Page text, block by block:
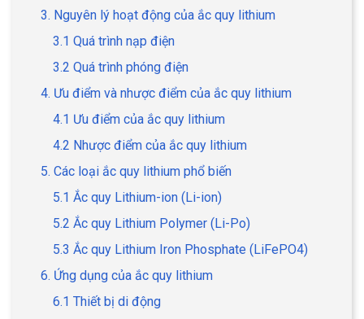
3. Nguyên lý hoạt động của ắc quy lithium
3.1 Quá trình nạp điện
3.2 Quá trình phóng điện
4. Ưu điểm và nhược điểm của ắc quy lithium
4.1 Ưu điểm của ắc quy lithium
4.2 Nhược điểm của ắc quy lithium
5. Các loại ắc quy lithium phổ biến
5.1 Ắc quy Lithium-ion (Li-ion)
5.2 Ắc quy Lithium Polymer (Li-Po)
5.3 Ắc quy Lithium Iron Phosphate (LiFePO4)
6. Ứng dụng của ắc quy lithium
6.1 Thiết bị di động